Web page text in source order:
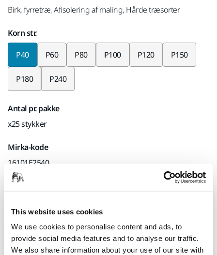
This website uses cookies
We use cookies to personalise content and ads, to
provide social media features and to analyse our traffic.
We also share information about your use of our site with
Birk, fyrretræ, Afisolering af maling, Hårde træsorter
Korn str.
P40 P60 P80 P100 P120 P150
P180 P240
Antal pr. pakke
x25 stykker
Mirka-kode
16101E2540
Find en forhandler